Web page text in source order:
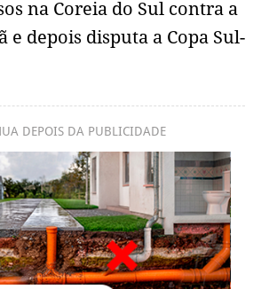
na Coreia do Sul contra a
e depois disputa a Copa Sul-
DEPOIS DA PUBLICIDADE